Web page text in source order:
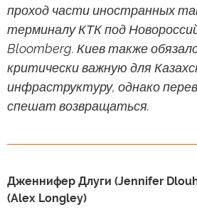
проход части иностранных
терминалу КТК под
Bloomberg. Киев также
критически важную для
инфраструктуру, однако
спешат возвращаться.
Дженнифер Длуги (Jennifer
(Alex Longley)